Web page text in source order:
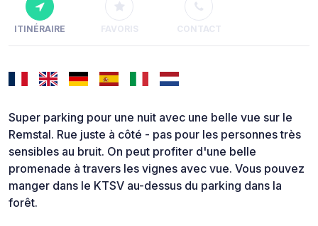
ITINÉRAIRE FAVORIS CONTACT
Super parking pour une nuit avec une belle vue sur le
Remstal. Rue juste à côté - pas pour les personnes très
sensibles au bruit. On peut profiter d'une belle
promenade à travers les vignes avec vue. Vous pouvez
manger dans le KTSV au-dessus du parking dans la
forêt.